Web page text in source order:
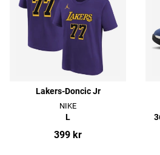
Lakers-Doncic Jr
NIKE
L
399 kr